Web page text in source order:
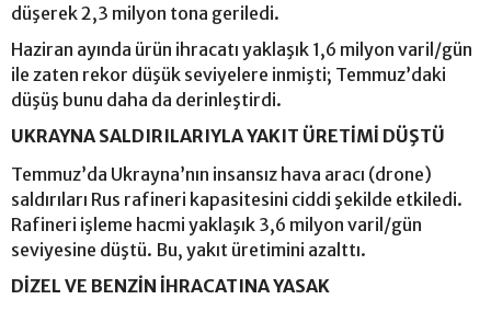
düşerek 2,3 milyon tona geriledi.
Haziran ayında ürün ihracatı yaklaşık 1,6 milyon varil/gün
ile zaten rekor düşük seviyelere inmişti; Temmuz’daki
düşüş bunu daha da derinleştirdi.
UKRAYNA SALDIRILARIYLA YAKIT ÜRETİMİ DÜŞTÜ
Temmuz’da Ukrayna’nın insansız hava aracı (drone)
saldırıları Rus rafineri kapasitesini ciddi şekilde etkiledi.
Rafineri işleme hacmi yaklaşık 3,6 milyon varil/gün
seviyesine düştü. Bu, yakıt üretimini azalttı.
DİZEL VE BENZİN İHRACATINA YASAK